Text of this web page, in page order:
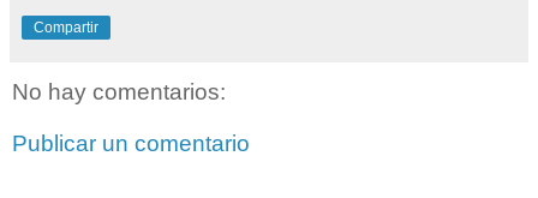
Compartir
No hay comentarios:
Publicar un comentario